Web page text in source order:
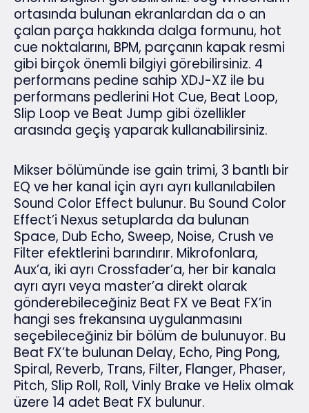
ortasında bulunan ekranlardan da o an
çalan parça hakkında dalga formunu, hot
cue noktalarını, BPM, parçanın kapak resmi
gibi birçok önemli bilgiyi görebilirsiniz. 4
performans pedine sahip XDJ-XZ ile bu
performans pedlerini Hot Cue, Beat Loop,
Slip Loop ve Beat Jump gibi özellikler
arasında geçiş yaparak kullanabilirsiniz.
Mikser bölümünde ise gain trimi, 3 bantlı bir
EQ ve her kanal için ayrı ayrı kullanılabilen
Sound Color Effect bulunur. Bu Sound Color
Effect’i Nexus setuplarda da bulunan
Space, Dub Echo, Sweep, Noise, Crush ve
Filter efektlerini barındırır. Mikrofonlara,
Aux’a, iki ayrı Crossfader’a, her bir kanala
ayrı ayrı veya master’a direkt olarak
gönderebileceğiniz Beat FX ve Beat FX’in
hangi ses frekansına uygulanmasını
seçebileceğiniz bir bölüm de bulunuyor. Bu
Beat FX’te bulunan Delay, Echo, Ping Pong,
Spiral, Reverb, Trans, Filter, Flanger, Phaser,
Pitch, Slip Roll, Roll, Vinly Brake ve Helix olmak
üzere 14 adet Beat FX bulunur.